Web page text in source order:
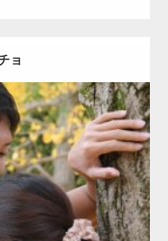
ョ
細マッチョ) 大胸筋 肩 腹